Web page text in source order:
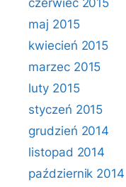
czerwiec 2015
maj 2015
kwiecień 2015
marzec 2015
luty 2015
styczeń 2015
grudzień 2014
listopad 2014
październik 2014